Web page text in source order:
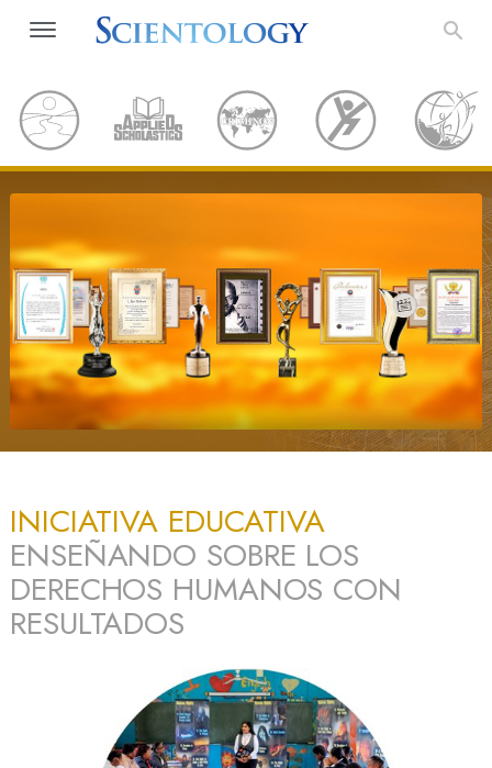
INICIATIVA EDUCATIVA
ENSEÑANDO SOBRE LOS
DERECHOS HUMANOS CON
RESULTADOS